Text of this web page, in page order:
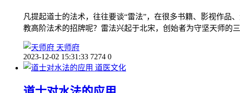
凡提起道士的法术，往往要谈“雷法”，在很多书籍、影视作品
教高阶法术的招牌呢？雷法兴起于北宋，创始者为守坚天师的
天师府
2023-12-02 15:31:33 7274 0
道医文化